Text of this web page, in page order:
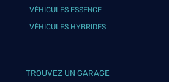
VÉHICULES ESSENCE
VÉHICULES HYBRIDES
TROUVEZ UN GARAGE